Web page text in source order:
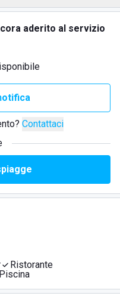
aderito al servizio
Contattaci
Ristorante
Piscina